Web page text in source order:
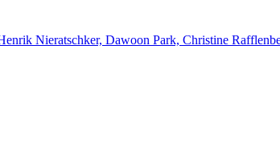
Nieratschker, Dawoon Park, Christine